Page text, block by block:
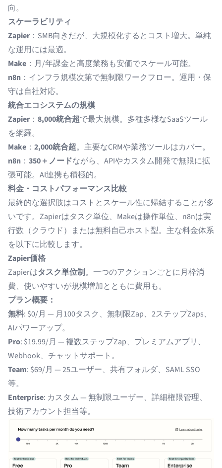
向。
スケーラビリティ
Zapier：SMB向きだが、大規模化するとコスト増大。単純
な運用には最適。
Make ：月/年課金と高度業務も安価でスケール可能。
n8n ：インフラ規模次第で無制限ワークフロー。運用・保
守は自社対応。
統合エコシステムの規模
Zapier： 8,000統合超で最大規模。多種多様なSaaSツール
を網羅。
Make ： 2,000統合超。主要なCRMや業務ツールはカバー。
n8n ： 350＋ノードながら、APIやカスタム開発で無限に拡
張可能。AI連携も積極的。
料金・コストパフォーマンス比較
最終的な選択肢はコストとスケール性に帰結することが多
いです。Zapierはタスク単位、Makeは操作単位、n8nは実
行数（クラウド）または無料自己ホスト型。主な料金体系
を以下に比較します。
Zapier価格
Zapierはタスク単位制。一つのアクションごとに月枠消
費、使いやすいが規模増加とともに費用も。
プラン概要：
無料: $0/月 — 月100タスク、無制限Zap、2ステップZaps、
AIパワーアップ。
Pro: $19.99/月 — 複数ステップZap、プレミアムアプリ、
Webhook、チャットサポート。
Team: $69/月 — 25ユーザー、共有フォルダ、SAML SSO
等。
Enterprise: カスタム — 無制限ユーザー、詳細権限管理、
技術アカウント担当等。